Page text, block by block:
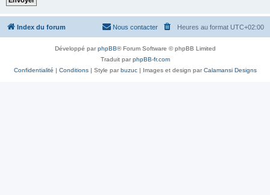
Index du forum Heures au format UTC+02:00
Nous contacter
Développé parphpBB® Forum Software © phpBB Limited
Traduit parphpBB-fr.com
Confidentialité | Conditions| Style parbuzuc| Images et design parCalamansi Designs